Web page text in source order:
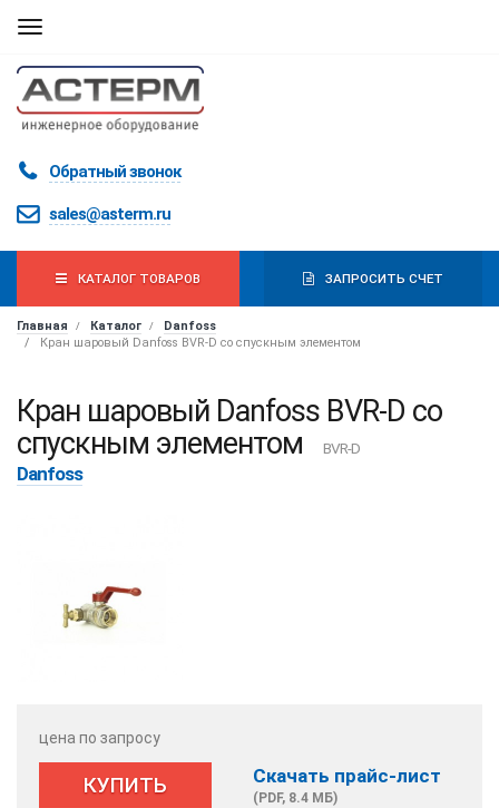
Мобильная
Обратный звонок
sales@asterm.ru
КАТАЛОГ ТОВАРОВ ЗАПРОСИТЬ СЧЕТ
Главная Каталог
Danfoss
Кран шаровый Danfoss BVR-D со спускным элементом
Кран шаровый Danfoss BVR-D со
спускным элементом
BVR-D
Danfoss
цена по запросу
КУПИТЬ Скачать прайс-лист
(PDF, 8.4 МБ)